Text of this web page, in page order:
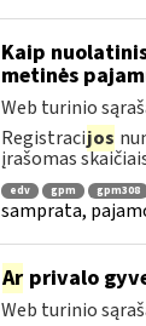
Kaip
metinės
Web turinio
Registracijos
įrašomas
edv gpm gpm308
samprata,
Arprivalo
Web turinio